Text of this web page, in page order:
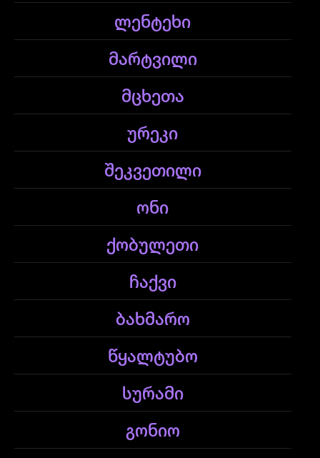
ლენტეხი
მარტვილი
მცხეთა
ურეკი
შეკვეთილი
ონი
ქობულეთი
ჩაქვი
ბახმარო
წყალტუბო
სურამი
გონიო